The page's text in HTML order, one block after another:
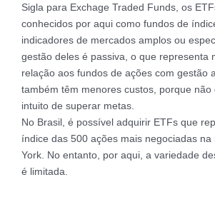
Sigla para Exchage Traded Funds, os
conhecidos por aqui como fundos de
indicadores de mercados amplos ou
gestão deles é passiva, o que representa
relação aos fundos de ações com gestão
também têm menores custos, porque não
intuito de superar metas.
No Brasil, é possível adquirir ETFs que
índice das 500 ações mais negociadas na
York. No entanto, por aqui, a variedade
é limitada.